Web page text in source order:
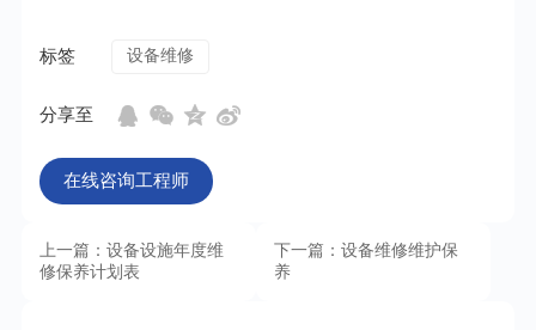
标签 设备维修
分享至
在线咨询工程师
上一篇：设备设施年度维
修保养计划表
下一篇：设备维修维护保
养